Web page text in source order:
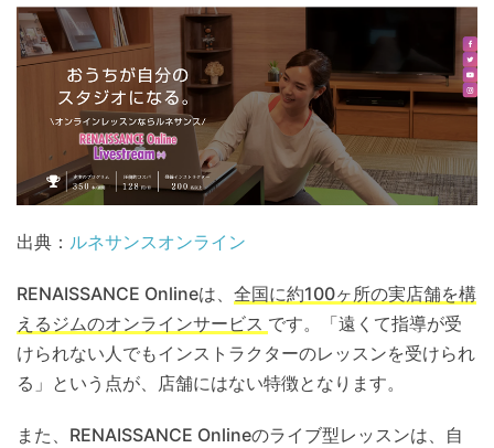
出典： ルネサンスオンライン
RENAISSANCE Onlineは、 全国に約100ヶ所の実店舗を構
えるジムのオンラインサービス です。「遠くて指導が受
けられない人でもインストラクターのレッスンを受けられ
る」という点が、店舗にはない特徴となります。
また、RENAISSANCE Onlineのライブ型レッスンは、自